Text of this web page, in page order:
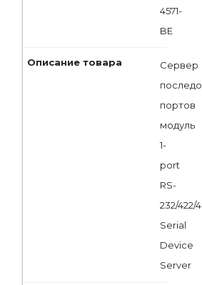
4571-
BE
Сервер
портов
модуль
1-
port
RS-
232/422/
Serial
Device
Server